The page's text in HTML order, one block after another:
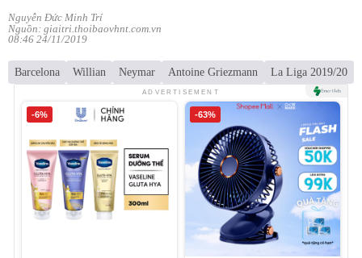
Nguyễn Đức Minh Trí
Nguồn: giaitri.thoibaovhnt.com.vn
08:46 24/11/2019
Barcelona Willian Neymar Antoine Griezmann La Liga 2019/20
ADVERTISEMENT
-6% -63%